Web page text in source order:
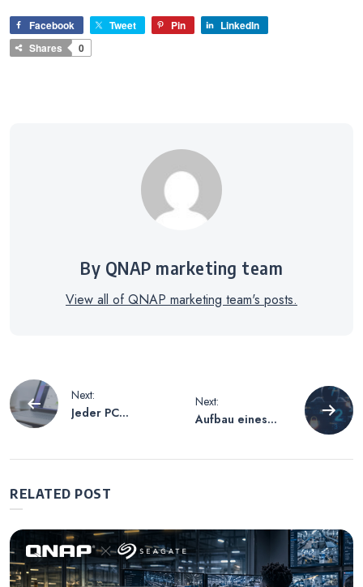
Facebook Tweet Pin
LinkedIn
Shares
0
By QNAP marketing team
View all of QNAP marketing team's posts.
Beitrags-
Navigation
Next:
Jeder PC
Next:
Aufbau eines
RELATED POST